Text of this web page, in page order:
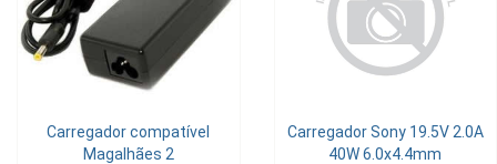
Carregador compatível
Magalhães 2
Carregador Sony 19.5V 2.0A
40W 6.0x4.4mm